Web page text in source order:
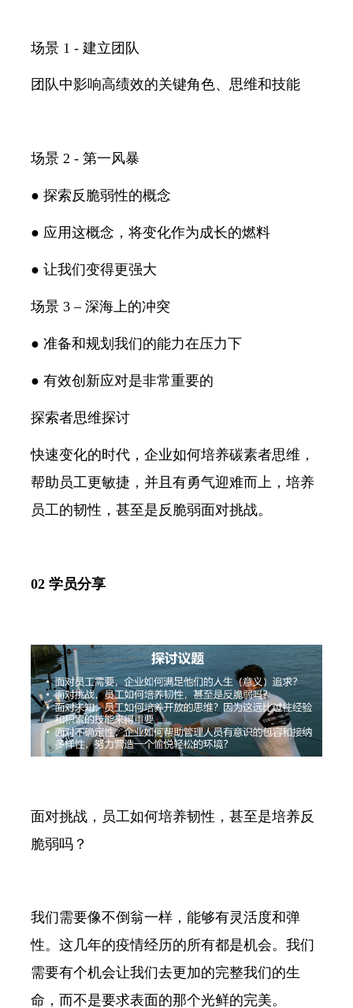
场景 1 - 建立团队
团队中影响高绩效的关键角色、思维和技能
场景 2 - 第一风暴
● 探索反脆弱性的概念
● 应用这概念，将变化作为成长的燃料
● 让我们变得更强大
场景 3 – 深海上的冲突
● 准备和规划我们的能力在压力下
● 有效创新应对是非常重要的
探索者思维探讨
快速变化的时代，企业如何培养碳素者思维，
帮助员工更敏捷，并且有勇气迎难而上，培养
员工的韧性，甚至是反脆弱面对挑战。
02 学员分享
面对挑战，员工如何培养韧性，甚至是培养反
脆弱吗？
我们需要像不倒翁一样，能够有灵活度和弹
性。这几年的疫情经历的所有都是机会。我们
需要有个机会让我们去更加的完整我们的生
命，而不是要求表面的那个光鲜的完美。